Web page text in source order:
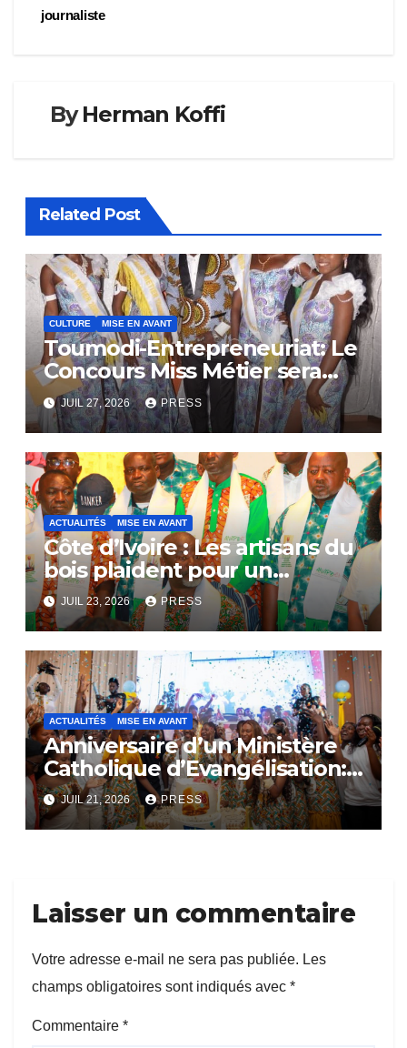
journaliste
ByHerman Koffi
Related Post
CULTURE MISE EN AVANT
Toumodi-Entrepreneuriat: Le
Concours Miss Métier sera
bientôt lance.
JUIL 27, 2026 PRESS
ACTUALITÉS MISE EN AVANT
Côte d’Ivoire : Les artisans du
bois plaident pour un
dialogue national
JUIL 23, 2026 PRESS
ACTUALITÉS MISE EN AVANT
Anniversaire d’un Ministère
Catholique d’Evangélisation:
Le SACERDOCE ROYAL
célèbre ses 16 ans d’existence
JUIL 21, 2026 PRESS
Laisser un commentaire
Votre adresse e-mail ne sera pas publiée. Les
champs obligatoires sont indiqués avec *
Commentaire *